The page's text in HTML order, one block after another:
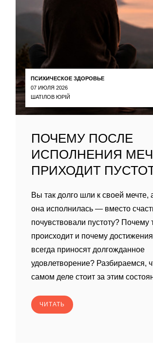
ПСИХИЧЕСКОЕ ЗДОРОВЬЕ
07 ИЮЛЯ 2026
ШАТІЛОВ ЮРІЙ
ПОЧЕМУ ПОСЛЕ
ИСПОЛНЕНИЯ
ПРИХОДИТ
Вы так долго шли к своей мечте,
она исполнилась — вместо
почувствовали пустоту? Почему
происходит и почему
всегда приносят долгожданное
удовлетворение? Разбираемся,
самом деле стоит за этим
ЧИТАТЬ